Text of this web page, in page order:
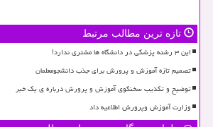
تازه ترین مطالب مرتبط
این ۳ رشته پزشکی در دانشگاه ها مشتری ندارد!
تصمیم تازه آموزش و پرورش برای جذب دانشجومعلمان
توضیح و تکذیب سخنگوی آموزش و پرورش درباره ی یک خبر
وزارت آموزش وپرورش اطلاعیه داد